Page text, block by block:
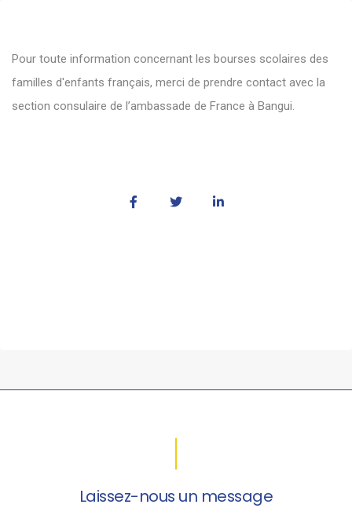
Pour toute information concernant les bourses scolaires des
familles d'enfants français, merci de prendre contact avec la
section consulaire de l’ambassade de France à Bangui.
Laissez-nous un message